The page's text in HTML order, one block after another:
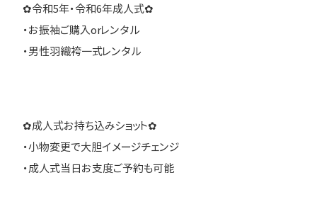
✿令和5年・令和6年成人式✿
・お振袖ご購入orレンタル
・男性羽織袴一式レンタル
✿成人式お持ち込みショット✿
・小物変更で大胆イメージチェンジ
・成人式当日お支度ご予約も可能